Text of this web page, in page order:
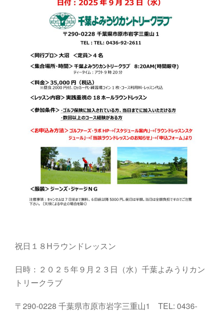
祝日１８Hラウンドレッスン
日時：２０２５年９月２３日（水）千葉よみうりカン
トリークラブ
〒290-0228 千葉県市原市岩字三重山1 TEL: 0436-